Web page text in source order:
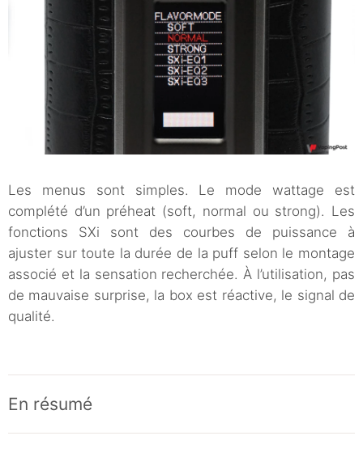
Les menus sont simples. Le mode wattage est
complété d’un préheat (soft, normal ou strong). Les
fonctions SXi sont des courbes de puissance à
ajuster sur toute la durée de la puff selon le montage
associé et la sensation recherchée. À l’utilisation, pas
de mauvaise surprise, la box est réactive, le signal de
qualité.
En résumé